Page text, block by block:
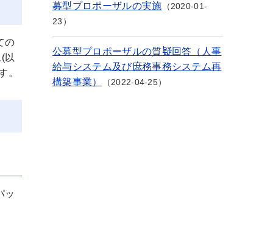
の
以
。
ッ
募型プロポーザルの実施
2020-01-
23
公募型プロポーザルの質疑回答（人事
給与システム及び庶務事務システム再
構築事業）
2022-04-25